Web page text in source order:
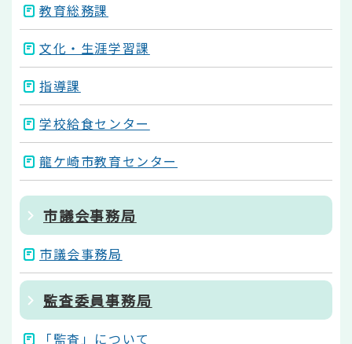
教育総務課
文化・生涯学習課
指導課
学校給食センター
龍ケ崎市教育センター
市議会事務局
市議会事務局
監査委員事務局
「監査」について